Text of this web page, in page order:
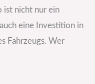
ist nicht nur ein
eine Investition in
Fahrzeugs. Wer